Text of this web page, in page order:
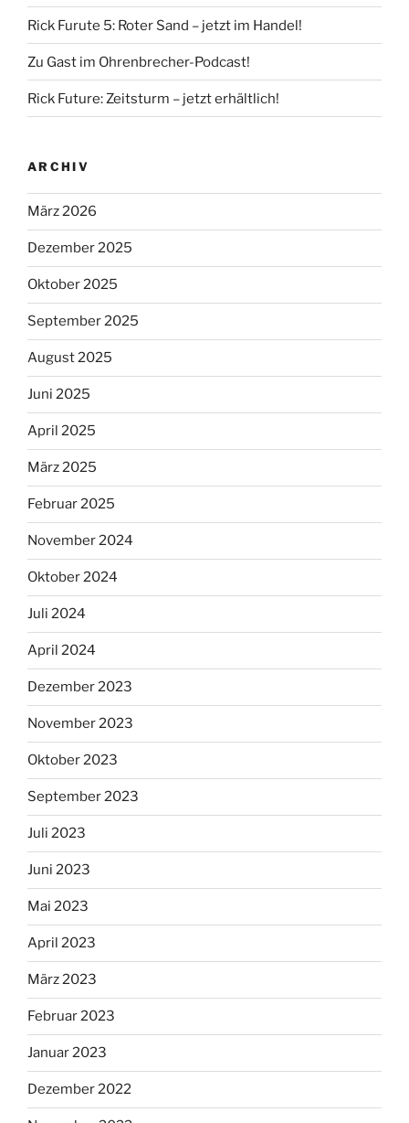
Rick Furute 5: Roter Sand – jetzt im Handel!
Zu Gast im Ohrenbrecher-Podcast!
Rick Future: Zeitsturm – jetzt erhältlich!
ARCHIV
März 2026
Dezember 2025
Oktober 2025
September 2025
August 2025
Juni 2025
April 2025
März 2025
Februar 2025
November 2024
Oktober 2024
Juli 2024
April 2024
Dezember 2023
November 2023
Oktober 2023
September 2023
Juli 2023
Juni 2023
Mai 2023
April 2023
März 2023
Februar 2023
Januar 2023
Dezember 2022